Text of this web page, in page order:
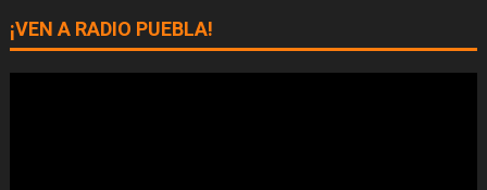
¡VEN A RADIO PUEBLA!